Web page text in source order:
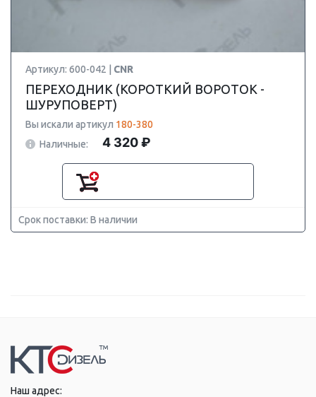
Артикул: 600-042 | CNR
ПЕРЕХОДНИК (КОРОТКИЙ ВОРОТОК -
ШУРУПОВЕРТ)
Вы искали артикул 180-380
Наличные:
4 320 ₽
Срок поставки: В наличии
Наш адрес: